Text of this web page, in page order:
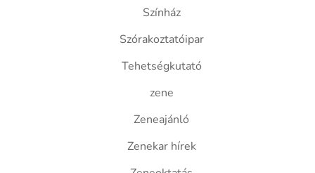
Színház
Szórakoztatóipar
Tehetségkutató
zene
Zeneajánló
Zenekar hírek